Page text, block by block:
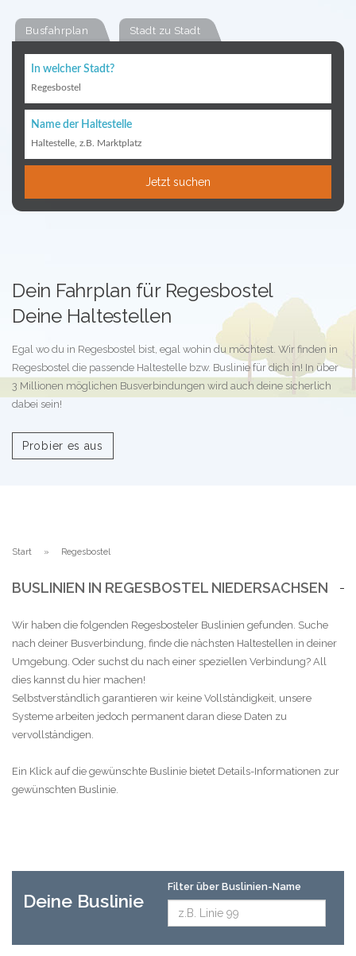
Busfahrplan Stadt zu Stadt
In welcher Stadt?
Regesbostel
Name der Haltestelle
Haltestelle, z.B. Marktplatz
Jetzt suchen
Dein Fahrplan für Regesbostel
Deine Haltestellen
Egal wo du in Regesbostel bist, egal wohin du möchtest. Wir finden in
Regesbostel die passende Haltestelle bzw. Buslinie für dich in! In über
3 Millionen möglichen Busverbindungen wird auch deine sicherlich
dabei sein!
Probier es aus
Start Regesbostel
BUSLINIEN IN REGESBOSTEL NIEDERSACHSEN
Wir haben die folgenden Regesbosteler Buslinien gefunden. Suche
nach deiner Busverbindung, finde die nächsten Haltestellen in deiner
Umgebung. Oder suchst du nach einer speziellen Verbindung? All
dies kannst du hier machen!
Selbstverständlich garantieren wir keine Vollständigkeit, unsere
Systeme arbeiten jedoch permanent daran diese Daten zu
vervollständigen.
Ein Klick auf die gewünschte Buslinie bietet Details-Informationen zur
gewünschten Buslinie.
Deine Buslinie
Filter über Buslinien-Name